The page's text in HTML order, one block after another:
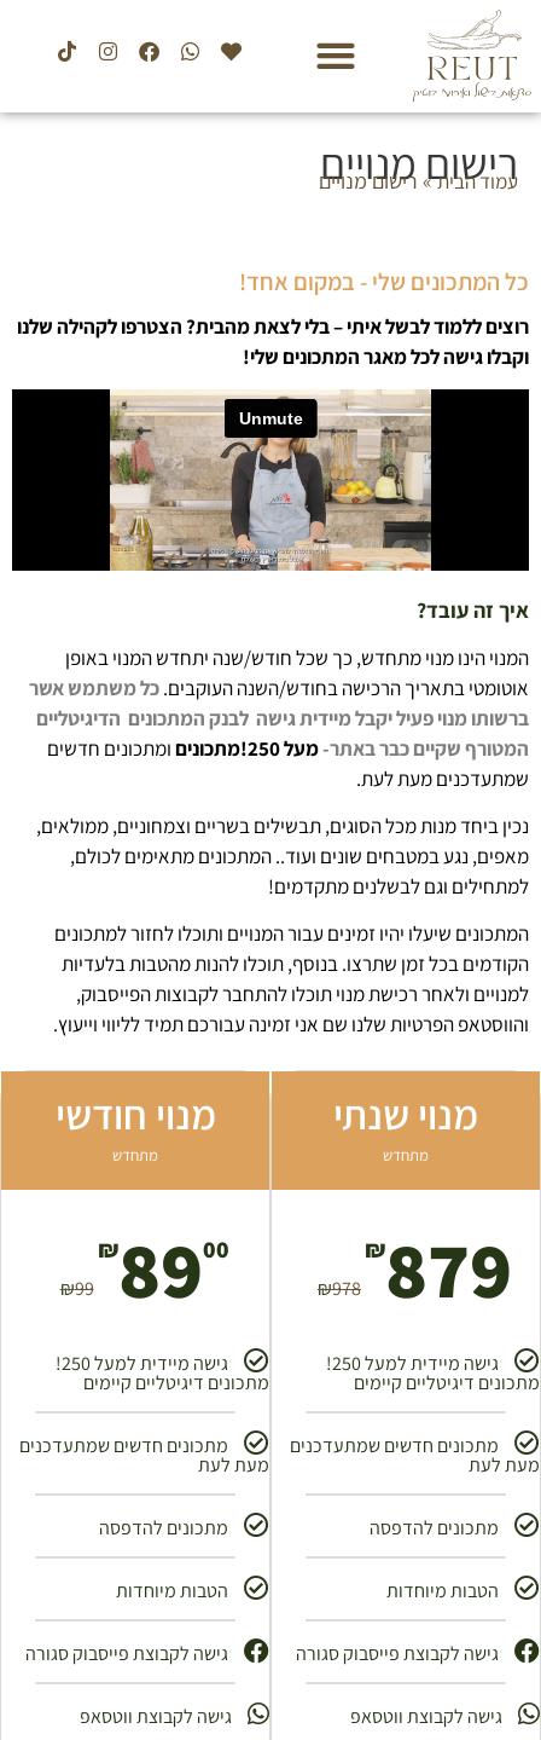
רישום מנויים
עמוד הבית» רישום מנויים
כל המתכונים שלי - במקום אחד!
רוצים ללמוד לבשל איתי – בלי לצאת מהבית? הצטרפו לקהילה שלנו
וקבלו גישה לכל מאגר המתכונים שלי!
איך זה עובד?
המנוי הינו מנוי מתחדש, כך שכל חודש/שנה יתחדש המנוי באופן
אוטומטי בתאריך הרכישה בחודש/השנה העוקבים.כל משתמש אשר
ברשותו מנוי פעיל יקבל מיידית גישה לבנק המתכונים הדיגיטליים
המטורףשקיים כבר באתר-מעל 250!מתכונים
ומתכונים חדשים
שמתעדכנים מעת לעת.
נכין ביחד מנות מכל הסוגים, תבשילים בשריים וצמחוניים, ממולאים,
מאפים, נגע במטבחים שונים ועוד.. המתכונים מתאימים לכולם,
למתחילים וגם לבשלנים מתקדמים!
המתכונים שיעלו יהיו זמינים עבור המנויים ותוכלו לחזור למתכונים
הקודמים בכל זמן שתרצו. בנוסף, תוכלו להנות מהטבות בלעדיות
למנויים ולאחר רכישת מנוי תוכלו להתחבר לקבוצות הפייסבוק,
והווסטאפ הפרטיות שלנו שם אני זמינה עבורכם תמיד לליווי וייעוץ.
מנוי שנתי
מתחדש
₪978
₪879
גישה מיידית למעל 250!
מתכונים דיגיטליים קיימים
מתכונים חדשים שמתעדכנים
מעת לעת
מתכונים להדפסה
הטבות מיוחדות
גישה לקבוצת פייסבוק סגורה
גישה לקבוצת ווטסאפ
מנוי חודשי
מתחדש
₪99
₪8900
גישה מיידית למעל 250!
מתכונים דיגיטליים קיימים
מתכונים חדשים שמתעדכנים
מעת לעת
מתכונים להדפסה
הטבות מיוחדות
גישה לקבוצת פייסבוק סגורה ​
גישה לקבוצת ווטסאפ